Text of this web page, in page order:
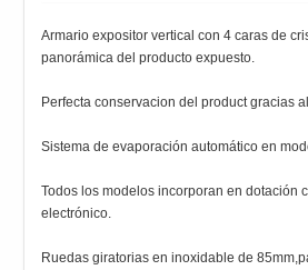
Armario expositor vertical con 4 caras de
panorámica del producto expuesto.
Perfecta conservacion del product gracias
Sistema de evaporación automático en
Todos los modelos incorporan en dotación
electrónico.
Ruedas giratorias en inoxidable de